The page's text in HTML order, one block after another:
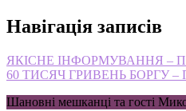
Навігація записів
ЯКІСНЕ ІНФОРМУВАННЯ –
60 ТИСЯЧ ГРИВЕНЬ БОРГУ
Шановні мешканці та гості